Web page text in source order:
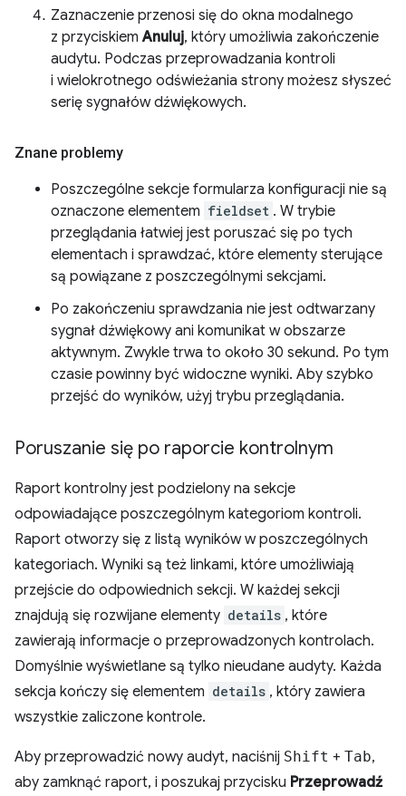
Zaznaczenie przenosi się do okna modalnego
z przyciskiemAnuluj, który umożliwia zakończenie
audytu. Podczas przeprowadzania kontroli
i wielokrotnego odświeżania strony możesz słyszeć
serię sygnałów dźwiękowych.
Znane problemy
Poszczególne sekcje formularza konfiguracji nie są
oznaczone elementem fieldset . W trybie
przeglądania łatwiej jest poruszać się po tych
elementach i sprawdzać, które elementy sterujące
są powiązane z poszczególnymi sekcjami.
Po zakończeniu sprawdzania nie jest odtwarzany
sygnał dźwiękowy ani komunikat w obszarze
aktywnym. Zwykle trwa to około 30 sekund. Po tym
czasie powinny być widoczne wyniki. Aby szybko
przejść do wyników, użyj trybu przeglądania.
Poruszanie się po raporcie kontrolnym
Raport kontrolny jest podzielony na sekcje
odpowiadające poszczególnym kategoriom kontroli.
Raport otworzy się z listą wyników w poszczególnych
kategoriach. Wyniki są też linkami, które umożliwiają
przejście do odpowiednich sekcji. W każdej sekcji
znajdują się rozwijane elementy details , które
zawierają informacje o przeprowadzonych kontrolach.
Domyślnie wyświetlane są tylko nieudane audyty. Każda
sekcja kończy się elementem details , który zawiera
wszystkie zaliczone kontrole.
Aby przeprowadzić nowy audyt, naciśnij Shift + Tab,
aby zamknąć raport, i poszukaj przycisku Przeprowadź